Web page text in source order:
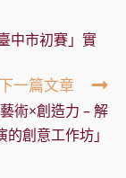
中市初賽」實
下一篇文章
術×創造力 – 解
創意工作坊」